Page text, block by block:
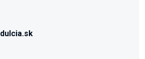
dulcia.sk